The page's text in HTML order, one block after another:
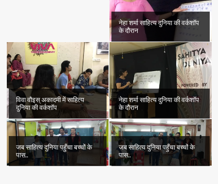
नेहा शर्मा साहित्य दुनिया की वर्कशॉप
के दौरान
विवा वौइस् अकादमी में साहित्य
दुनिया की वर्कशॉप
नेहा शर्मा साहित्य दुनिया की वर्कशॉप
के दौरान
जब साहित्य दुनिया पहुँचा बच्चों के
पास..
जब साहित्य दुनिया पहुँचा बच्चों के
पास..